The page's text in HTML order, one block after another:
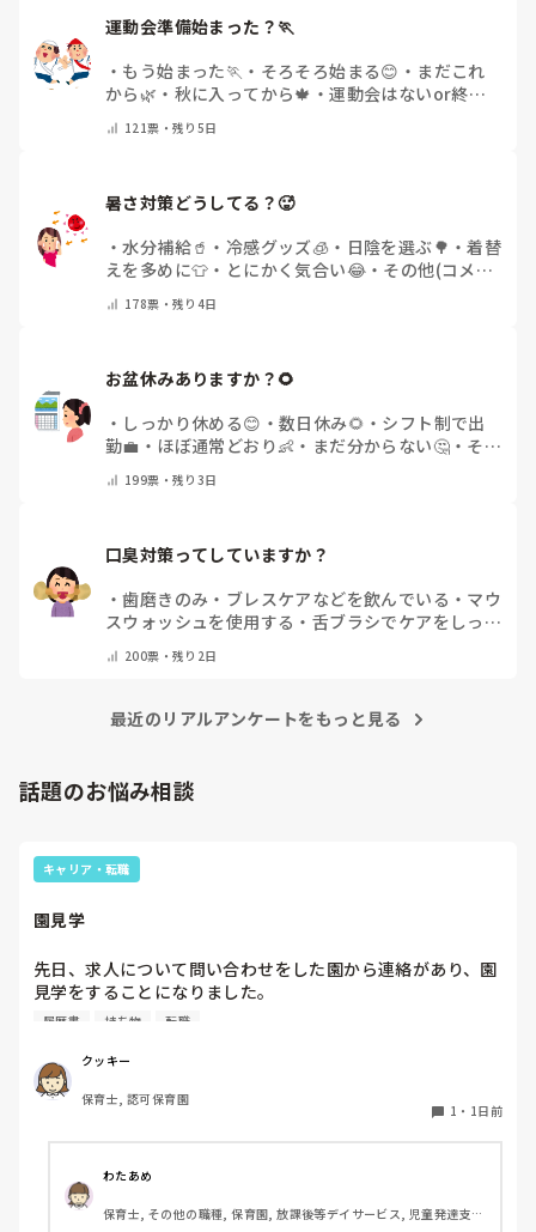
運動会準備始まった？🏃
・ もう始まった🏃 ・ そろそろ始まる😊 ・ まだこれ
から🌿 ・ 秋に入ってから🍁 ・運動会はないor終わ
った✨
その他(コメントで教えてください)
121票・残り5日
暑さ対策どうしてる？🥵
・水分補給🥤 ・ 冷感グッズ🧊 ・ 日陰を選ぶ🌳 ・着替
えを多めに👕 ・ とにかく気合い😂・ その他(コメン
トで教えてください)
178票・残り4日
お盆休みありますか？🌻
・ しっかり休める😊 ・ 数日休み🌻 ・ シフト制で出
勤💼 ・ ほぼ通常どおり👶 ・ まだ分からない🤔・ その
他(コメントで教えてください)
199票・残り3日
口臭対策ってしていますか？
・歯磨きのみ ・ ブレスケアなどを飲んでいる ・ マウ
スウォッシュを使用する ・ 舌ブラシでケアをしっか
りする
フリスクをかじる
の他(コメントで教えて下さい)
200票・残り2日
最近のリアルアンケートをもっと見る
話題のお悩み相談
キャリア・転職
園見学
先日、求人について問い合わせをした園から連絡があり、園
見学をすることになりました。
私としては求人に応募したという認識ですが、『園見学をご
問しましたが、見学なので特にありませんとのこと
このような場合は本当に見学だけで終了なのでしょうか？
でしょうか？
履歴書 持ち物 転職
クッキー
保育士, 認可保育園
1 ・ 1日前
わたあめ
保育士, その他の職種, 保育園, 放課後等デイサービス, 児童発達支援